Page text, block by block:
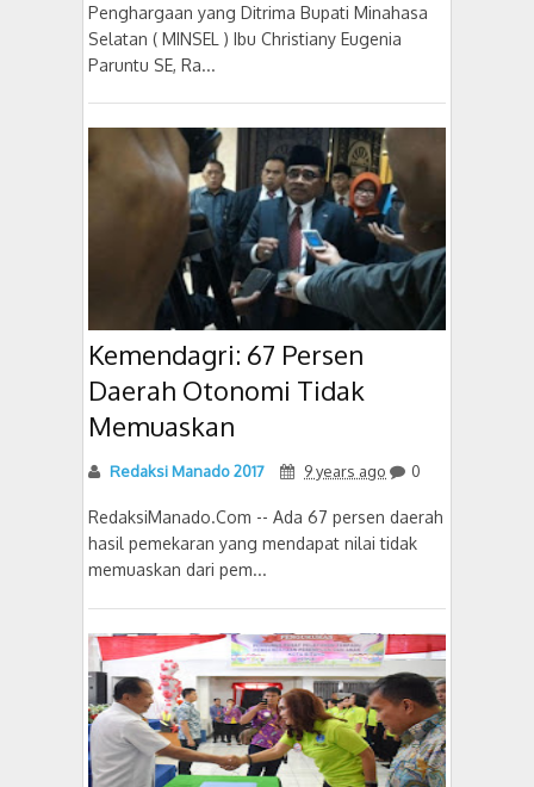
Penghargaan yang Ditrima Bupati Minahasa
Selatan ( MINSEL ) Ibu Christiany Eugenia
Paruntu SE, Ra...
Kemendagri: 67 Persen
Daerah Otonomi Tidak
Memuaskan
Redaksi Manado 2017 9 years ago 0
RedaksiManado.Com -- Ada 67 persen daerah
hasil pemekaran yang mendapat nilai tidak
memuaskan dari pem...